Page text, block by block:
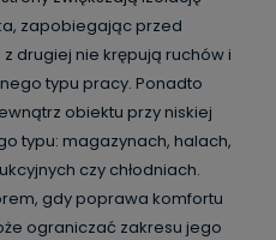
zapobiegając przed
drugiej nie krępują ruchów i
typu pracy. Ponadto
obiektu przy niskiej
typu: magazynach, halach,
czy chłodniach.
gdy poprawa komfortu
ograniczać zakresu jego